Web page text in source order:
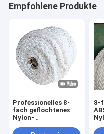
Empfohlene Produkte
Professionelles 8-
fach geflochtenes
Nylon-
zertifiziertes,
8-